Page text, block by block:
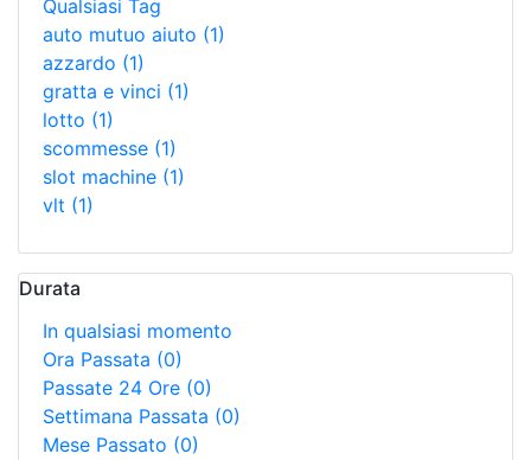
Qualsiasi Tag
auto mutuo aiuto (1)
azzardo (1)
gratta e vinci (1)
lotto (1)
scommesse (1)
slot machine (1)
vlt (1)
Durata
In qualsiasi momento
Ora Passata (0)
Passate 24 Ore (0)
Settimana Passata (0)
Mese Passato (0)